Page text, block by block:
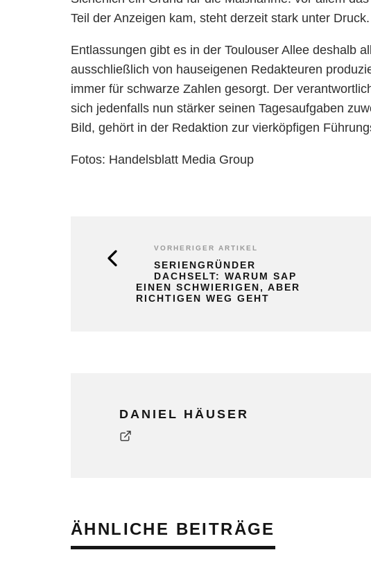
Teil der Anzeigen kam, steht derzeit stark unter Druck.
Entlassungen gibt es in der Toulouser Allee deshalb
ausschließlich von hauseigenen Redakteuren
immer für schwarze Zahlen gesorgt. Der
sich jedenfalls nun stärker seinen Tagesaufgaben
Bild, gehört in der Redaktion zur vierköpfigen
Fotos: Handelsblatt Media Group
VORHERIGER ARTIKEL
SERIENGRÜNDER
DACHSELT: WARUM SAP
EINEN SCHWIERIGEN, ABER
RICHTIGEN WEG GEHT
DANIEL HÄUSER
ÄHNLICHE BEITRÄGE